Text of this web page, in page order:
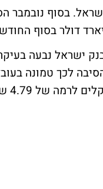
לכך טמונה